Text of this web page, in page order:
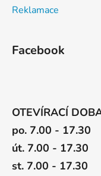
Reklamace
Facebook
OTEVÍRACÍ
po. 7.00 - 17.30
út. 7.00 - 17.30
st. 7.00 - 17.30